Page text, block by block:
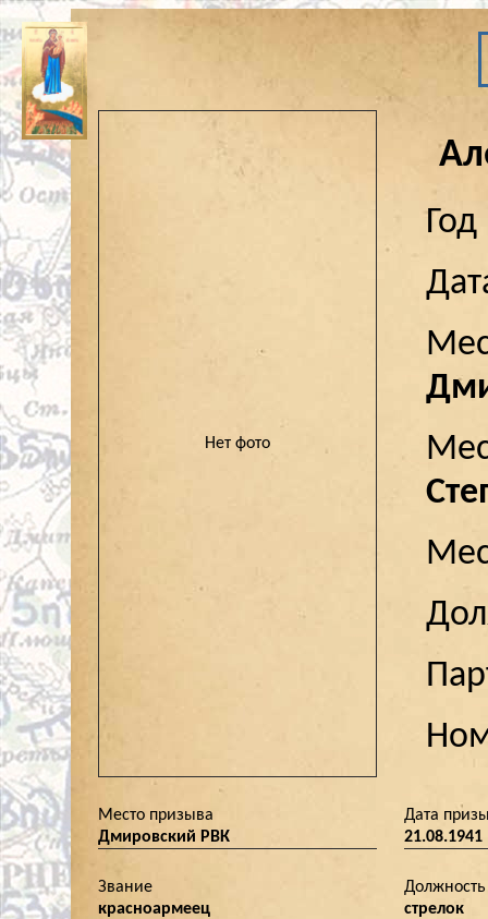
Нет фото
Место призыва
Дмировский РВК
Дата
21.08.1941
Звание
красноармеец
Должность
стрелок